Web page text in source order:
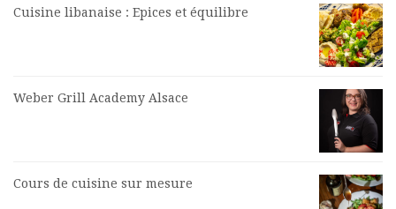
Cuisine libanaise : Epices et équilibre
Weber Grill Academy Alsace
Cours de cuisine sur mesure